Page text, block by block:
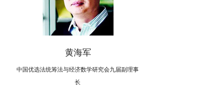
黄海军
中国优选法统筹法与经济数学研究会九届副理事
长